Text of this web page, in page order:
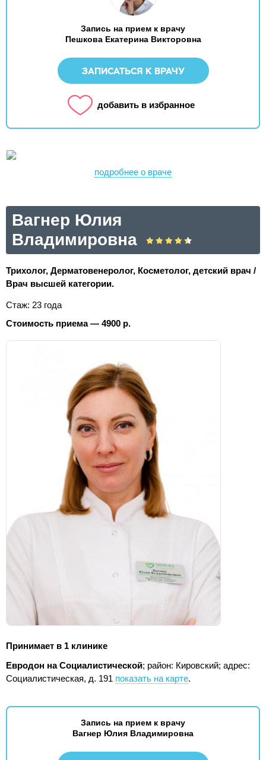
Запись на прием к врачу
Пешкова Екатерина Викторовна
ЗАПИСАТЬСЯ К ВРАЧУ
добавить в избранное
подробнее о враче
Вагнер Юлия
Владимировна
Трихолог, Дерматовенеролог, Косметолог, детский врач /
Врач высшей категории.
Стаж: 23 года
Стоимость приема — 4900 р.
Принимает в 1 клинике
Евродон на Социалистической; район: Кировский; адрес:
Социалистическая, д. 191 показать на карте.
Запись на прием к врачу
Вагнер Юлия Владимировна